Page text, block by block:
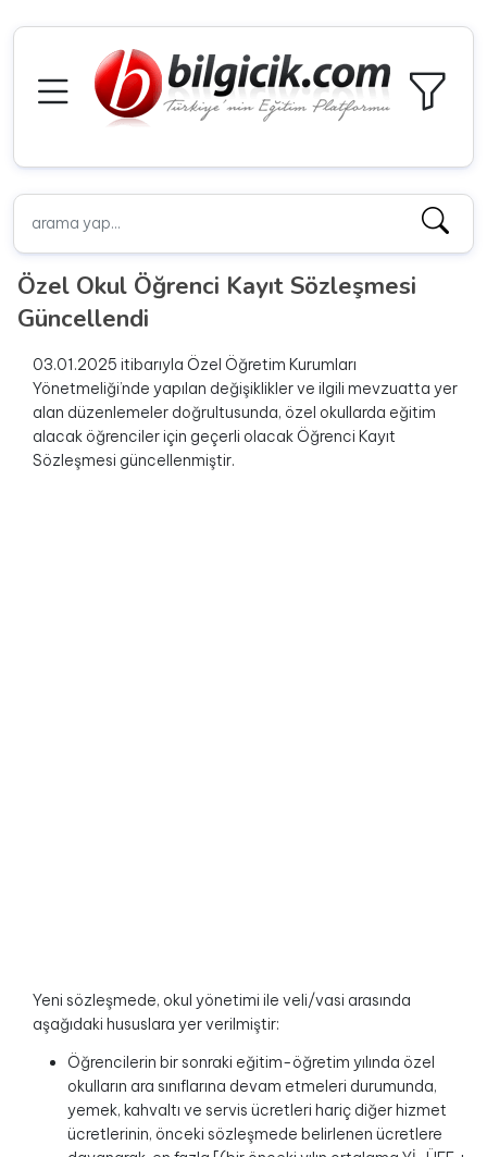
Özel Okul Öğrenci Kayıt Sözleşmesi
Güncellendi
03.01.2025 itibarıyla Özel Öğretim Kurumları
Yönetmeliği’nde yapılan değişiklikler ve ilgili mevzuatta yer
alan düzenlemeler doğrultusunda, özel okullarda eğitim
alacak öğrenciler için geçerli olacak Öğrenci Kayıt
Sözleşmesi güncellenmiştir.
Yeni sözleşmede, okul yönetimi ile veli/vasi arasında
aşağıdaki hususlara yer verilmiştir:
Öğrencilerin bir sonraki eğitim-öğretim yılında özel
okulların ara sınıflarına devam etmeleri durumunda,
yemek, kahvaltı ve servis ücretleri hariç diğer hizmet
ücretlerinin, önceki sözleşmede belirlenen ücretlere